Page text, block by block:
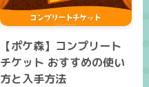
【ポケ森】コンプリート
チケット おすすめの使い
方と入手方法